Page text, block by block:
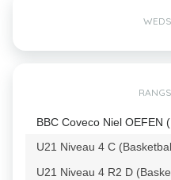
BBC Coveco Niel OEFEN
U21 Niveau 4 C
U21 Niveau 4 R2 D